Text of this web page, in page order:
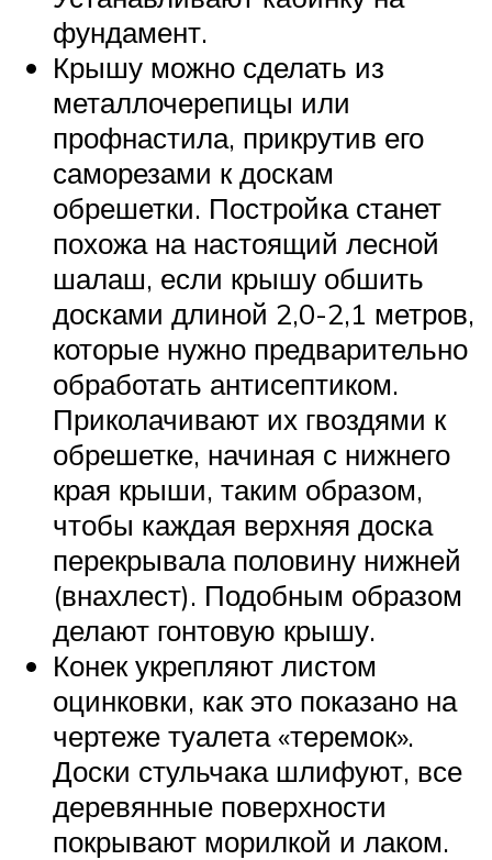
фундамент.
Крышу можно сделать из
металлочерепицы или
профнастила, прикрутив его
саморезами к доскам
обрешетки. Постройка станет
похожа на настоящий лесной
шалаш, если крышу обшить
досками длиной 2,0-2,1 метров,
которые нужно предварительно
обработать антисептиком.
Приколачивают их гвоздями к
обрешетке, начиная с нижнего
края крыши, таким образом,
чтобы каждая верхняя доска
перекрывала половину нижней
(внахлест). Подобным образом
делают гонтовую крышу.
Конек укрепляют листом
оцинковки, как это показано на
чертеже туалета «теремок».
Доски стульчака шлифуют, все
деревянные поверхности
покрывают морилкой и лаком.